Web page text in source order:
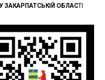
У ЗАКАРПАТСЬКІЙ ОБЛАСТІ